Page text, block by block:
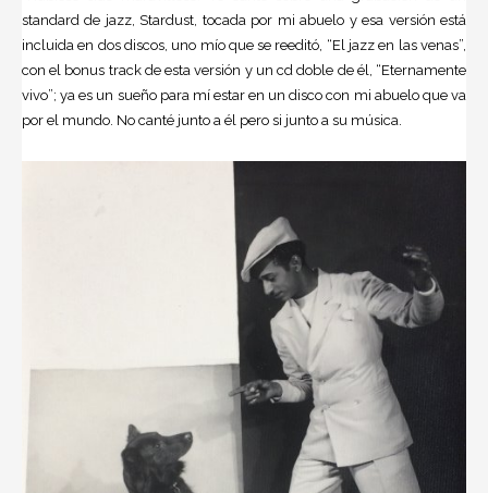
standard de jazz, Stardust, tocada por mi abuelo y esa versión está
incluida en dos discos, uno mío que se reeditó, “El jazz en las venas”,
con el bonus track de esta versión y un cd doble de él, “Eternamente
vivo”; ya es un sueño para mí estar en un disco con mi abuelo que va
por el mundo. No canté junto a él pero si junto a su música.